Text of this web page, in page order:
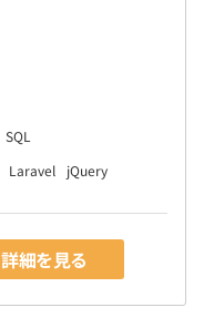
SQL
Laravel
jQuery
詳細を見る